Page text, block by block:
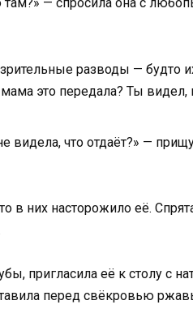
— спросила она с
разводы — будто
это передала? Ты видел,
что отдаёт?» —
в них насторожило её.
пригласила её к столу с
перед свёкровью